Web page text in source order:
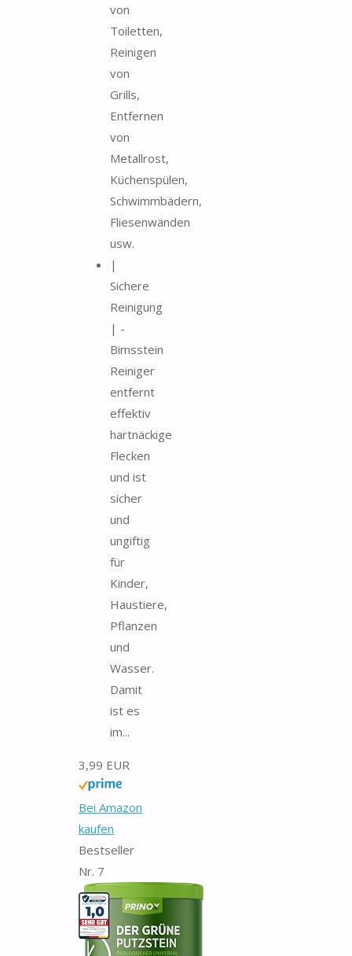
von
Toiletten,
Reinigen
von
Grills,
Entfernen
von
Metallrost,
Küchenspülen,
Schwimmbädern,
Fliesenwänden
usw.
|
Sichere
Reinigung
| -
Bimsstein
Reiniger
entfernt
effektiv
hartnäckige
Flecken
und ist
sicher
und
ungiftig
für
Kinder,
Haustiere,
Pflanzen
und
Wasser.
Damit
ist es
im...
3,99 EUR
Bei Amazon
kaufen
Bestseller
Nr. 7